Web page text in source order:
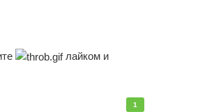
лайком и
1